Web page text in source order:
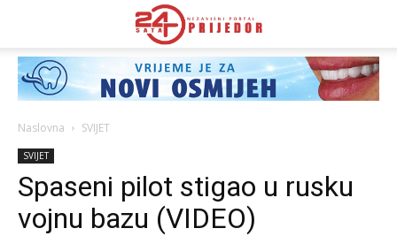
Naslovna SVIJET
SVIJET
Spaseni pilot stigao u rusku
vojnu bazu (VIDEO)